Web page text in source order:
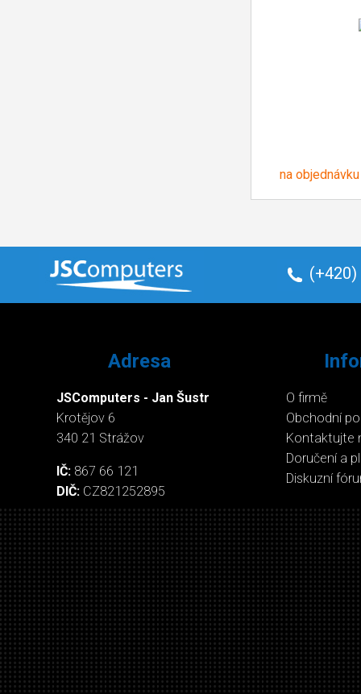
na objednávku
(+420)
Adresa
JSComputers - Jan Šustr
Krotějov 6
340 21 Strážov
IČ: 867 66 121
DIČ: CZ821252895
O firmě
Obchodní
Kontaktujte
Doručení a
Diskuzní